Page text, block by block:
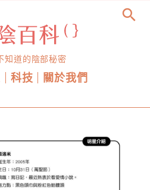
知道的陰部秘密
科技 關於我們
search